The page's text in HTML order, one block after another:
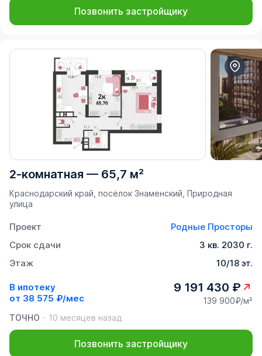
Позвонить застройщику
2-комнатная — 65,7 м²
Краснодарский край, посёлок Знаменский, Природная
улица
Проект
Родные Просторы
Срок сдачи
3 кв. 2030 г.
Этаж
10/18 эт.
В ипотеку
от 38 575 ₽/мес
9 191 430 ₽
139 900₽/м²
ТОЧНО
10 месяцев назад
Позвонить застройщику